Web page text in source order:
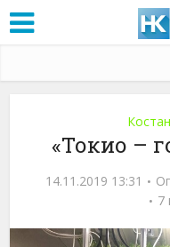
«Токио –
14.11.2019 13:31
7